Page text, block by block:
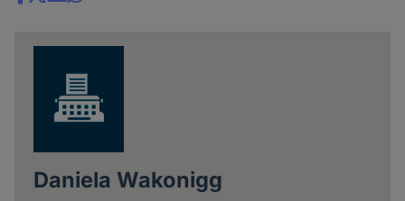
Share
Daniela Wakonigg